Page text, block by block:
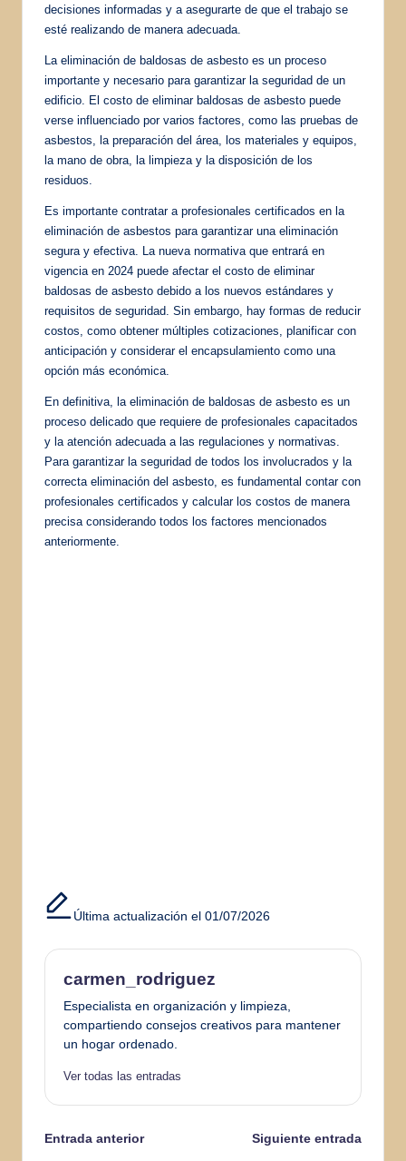
decisiones informadas y a asegurarte de que el trabajo se
esté realizando de manera adecuada.
La eliminación de baldosas de asbesto es un proceso
importante y necesario para garantizar la seguridad de un
edificio. El costo de eliminar baldosas de asbesto puede
verse influenciado por varios factores, como las pruebas de
asbestos, la preparación del área, los materiales y equipos,
la mano de obra, la limpieza y la disposición de los
residuos.
Es importante contratar a profesionales certificados en la
eliminación de asbestos para garantizar una eliminación
segura y efectiva. La nueva normativa que entrará en
vigencia en 2024 puede afectar el costo de eliminar
baldosas de asbesto debido a los nuevos estándares y
requisitos de seguridad. Sin embargo, hay formas de reducir
costos, como obtener múltiples cotizaciones, planificar con
anticipación y considerar el encapsulamiento como una
opción más económica.
En definitiva, la eliminación de baldosas de asbesto es un
proceso delicado que requiere de profesionales capacitados
y la atención adecuada a las regulaciones y normativas.
Para garantizar la seguridad de todos los involucrados y la
correcta eliminación del asbesto, es fundamental contar con
profesionales certificados y calcular los costos de manera
precisa considerando todos los factores mencionados
anteriormente.
Última actualización el 01/07/2026
carmen_rodriguez
Especialista en organización y limpieza,
compartiendo consejos creativos para mantener
un hogar ordenado.
Ver todas las entradas
Navegación
Entrada anterior Siguiente entrada